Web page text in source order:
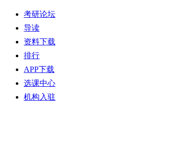
考研论坛
导读
资料下载
排行
APP下载
选课中心
机构入驻